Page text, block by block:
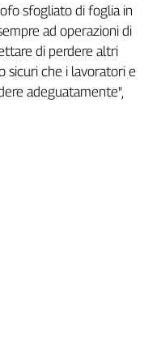
sfogliato di foglia in
ad operazioni di
di perdere altri
sicuri che i lavoratori e
adeguatamente",